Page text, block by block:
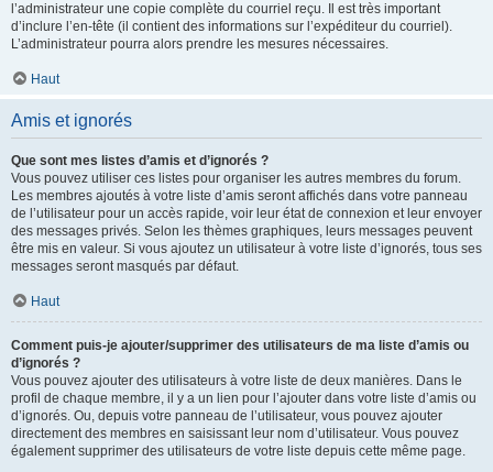
l’administrateur une copie complète du courriel reçu. Il est très important
d’inclure l’en-tête (il contient des informations sur l’expéditeur du courriel).
L’administrateur pourra alors prendre les mesures nécessaires.
Haut
Amis et ignorés
Que sont mes listes d’amis et d’ignorés ?
Vous pouvez utiliser ces listes pour organiser les autres membres du forum.
Les membres ajoutés à votre liste d’amis seront affichés dans votre panneau
de l’utilisateur pour un accès rapide, voir leur état de connexion et leur envoyer
des messages privés. Selon les thèmes graphiques, leurs messages peuvent
être mis en valeur. Si vous ajoutez un utilisateur à votre liste d’ignorés, tous ses
messages seront masqués par défaut.
Haut
Comment puis-je ajouter/supprimer des utilisateurs de ma liste d’amis ou
d’ignorés ?
Vous pouvez ajouter des utilisateurs à votre liste de deux manières. Dans le
profil de chaque membre, il y a un lien pour l’ajouter dans votre liste d’amis ou
d’ignorés. Ou, depuis votre panneau de l’utilisateur, vous pouvez ajouter
directement des membres en saisissant leur nom d’utilisateur. Vous pouvez
également supprimer des utilisateurs de votre liste depuis cette même page.